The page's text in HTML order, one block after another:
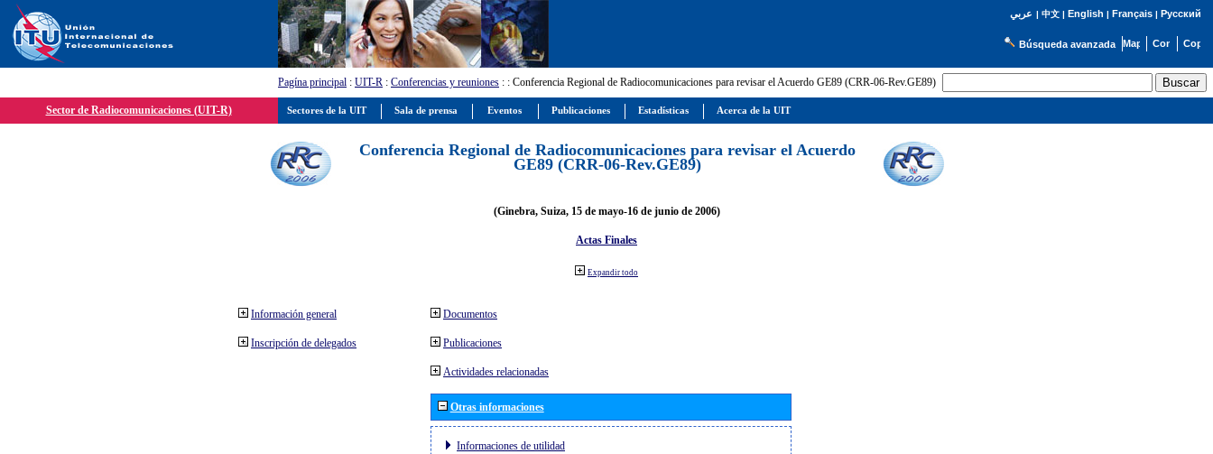
عربي | 中文| English | Français| Русский
Búsqueda avanzada
Pagína principal : UIT-R : Conferencias y reuniones : : Conferencia Regional de Radiocomunicaciones para revisar el Acuerdo GE89 (CRR-06-Rev.GE89)
Sector de Radiocomunicaciones (UIT-R)
Conferencia Regional de Radiocomunicaciones para revisar el Acuerdo
GE89 (CRR-06-Rev.GE89)
(Ginebra, Suiza, 15 de mayo-16 de junio de 2006)
Actas Finales
Expandir todo
Información general
Inscripción de delegados
Documentos
Publicaciones
Actividades relacionadas
Otras informaciones
Informaciones de utilidad
Sectores de la UIT Sala de prensa Eventos Publicaciones Estadísticas Acerca de la UIT